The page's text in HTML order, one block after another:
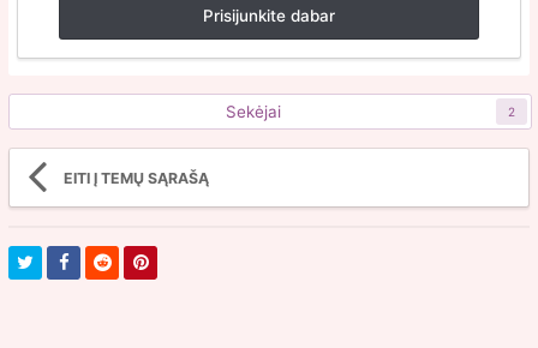
Prisijunkite dabar
Sekėjai 2
EITI Į TEMŲ SĄRAŠĄ